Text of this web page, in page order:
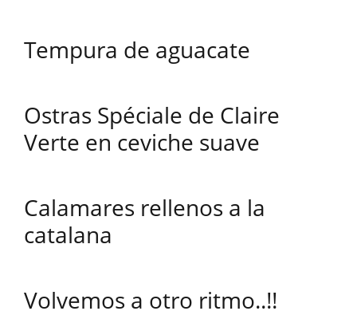
Tempura de aguacate
Ostras Spéciale de Claire
Verte en ceviche suave
Calamares rellenos a la
catalana
Volvemos a otro ritmo..!!